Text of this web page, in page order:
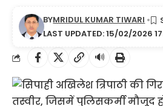
LAST UPDATED: 15/02/2026
BYMRIDUL KUMAR TIWARI
🔊